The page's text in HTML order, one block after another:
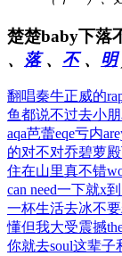
楚楚baby下落
、 落、 不、 明
翻唱秦牛正威的
鱼都说不过去小
aqa芭蕾eqe亏内
的对不对乔碧萝
住在山里真不错
can need一下就x
一杯生活去冰不
懂但我大受震撼
你就去soul这辈子